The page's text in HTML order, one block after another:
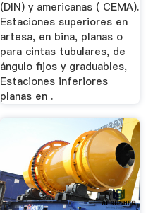
(DIN) y americanas ( CEMA).
Estaciones superiores en
artesa, en bina, planas o
para cintas tubulares, de
ángulo fijos y graduables,
Estaciones inferiores
planas en .